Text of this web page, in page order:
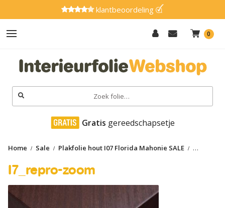
klantbeoordeling
0
Zoeken
naar:
Hout
Effen
Marmer
Glitter
Natuursteen
Textiel
Gratis gereedschapsetje
Home Sale
Plakfolie hout I07 Florida Mahonie SALE
I7_repro-zoom